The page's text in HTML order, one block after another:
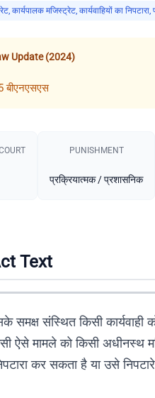
कार्यपालक मजिस्ट्रेट कार्यवाहियों का निपटारा
Update (2024)
बीएनएसएस
PUNISHMENT​
प्रक्रियात्मक / प्रशासनिक
Text
समक्ष संस्थित किसी
ऐसे मामले को किसी अधीनस्थ
कर सकता है या उसे